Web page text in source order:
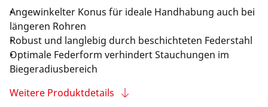
Angewinkelter Konus für ideale Handhabung auch bei
längeren Rohren
Robust und langlebig durch beschichteten Federstahl
Optimale Federform verhindert Stauchungen im
Biegeradiusbereich
Weitere Produktdetails